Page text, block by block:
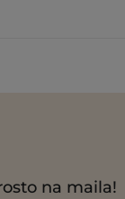
na maila!